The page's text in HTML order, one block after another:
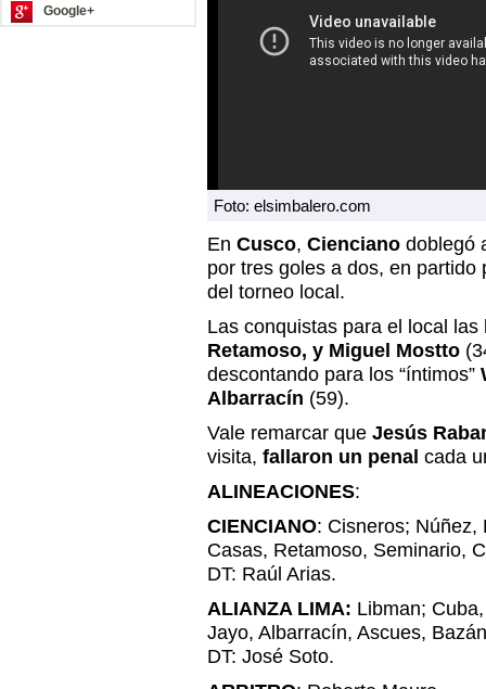
Google+
Foto: elsimbalero.com
En Cusco, Cienciano doblegó
por tres goles a dos, en
del torneo local.
Las conquistas para el local
Retamoso, y Miguel Mostto
descontando para los “íntimos”
Albarracín (59).
Vale remarcar que Jesús
visita, fallaron un penal cada
ALINEACIONES:
CIENCIANO: Cisneros; Núñez,
Casas, Retamoso, Seminario,
DT: Raúl Arias.
ALIANZA LIMA: Libman;
Jayo, Albarracín, Ascues,
DT: José Soto.